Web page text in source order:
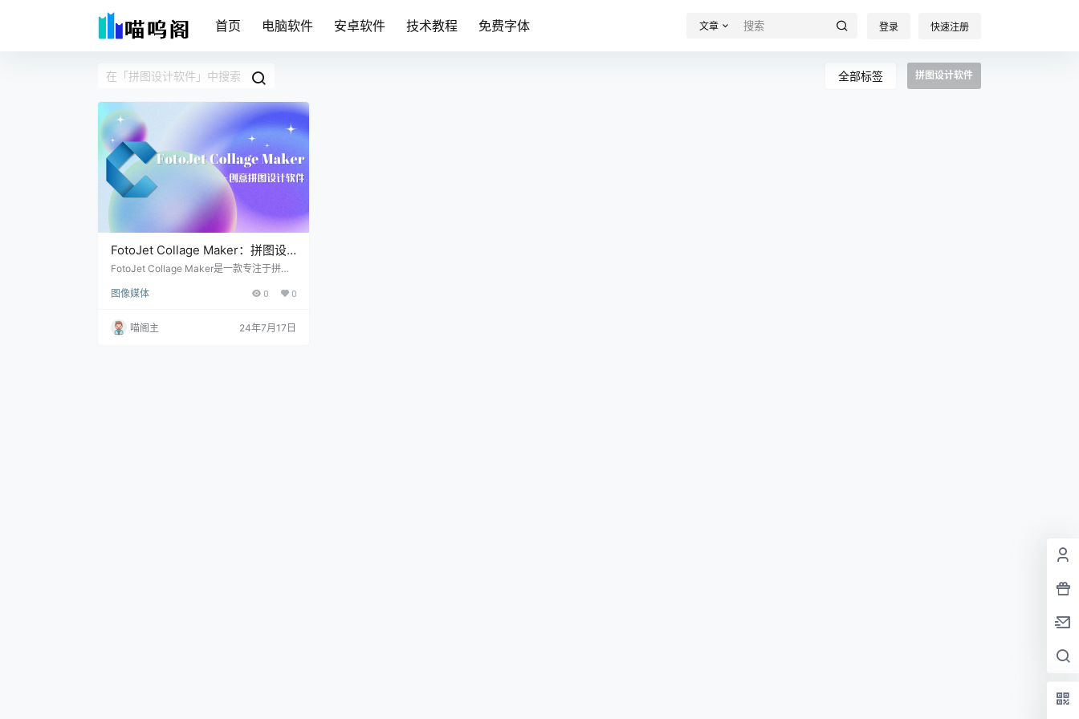
首页 电脑软件 安卓软件 技术教程 免费字体 文章 登录 快速注册
全部标签 拼图设计软件
FotoJet Collage Maker：拼图设
计软件，内置百种创意模板
FotoJet Collage Maker是一款专注于拼贴
布局选项，无论是杂志封面风格、网格拼图
其直观的界面让即使是初学者也能快速上
手，再加上文字、图形、背景，调整色彩和
图像媒体 0 0
喵阁主 24年7月17日